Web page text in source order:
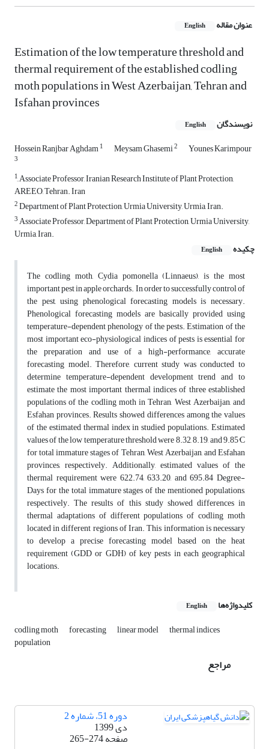
عنوان مقاله English
Estimation of the low temperature threshold and
thermal requirement of the established codling
moth populations in West Azerbaijan, Tehran and
Isfahan provinces
نویسندگان English
Hossein Ranjbar Aghdam1 Meysam Ghasemi2 Younes Karimpour
3
1َAssociate Professor, Iranian Research Institute of Plant Protection,
AREEO, Tehran. Iran
2Department of Plant Protection, Urmia University, Urmia, Iran.
3Associate Professor, Department of Plant Protection, Urmia University,
Urmia, Iran.
چکیده
English
The codling moth, Cydia pomonella (Linnaeus), is the most
important pest in apple orchards. In order to successfully control of
the pest, using phenological forecasting models is necessary.
Phenological forecasting models are basically provided using
temperature-dependent phenology of the pests. Estimation of the
most important eco-physiological indices of pests is essential for
the preparation and use of a high-performance, accurate
forecasting model. Therefore, current study was conducted to
determine temperature-dependent development trend and to
estimate the most important thermal indices of three established
populations of the codling moth in Tehran, West Azerbaijan, and
Esfahan provinces. Results showed differences among the values
of the estimated thermal index in studied populations. Estimated
values of the low temperature threshold were 8.32, 8.19, and 9.85°C
for total immature stages of Tehran, West Azerbaijan, and Esfahan
provinces, respectively. Additionally, estimated values of the
thermal requirement were 622.74, 633.20, and 695.84 Degree-
Days for the total immature stages of the mentioned populations,
respectively. The results of this study showed differences in
thermal adaptations of different populations of codling moth
located in different regions of Iran. This information is necessary
to develop a precise forecasting model based on the heat
requirement (GDD or GDH) of key pests in each geographical
locations.
کلیدواژه‌ها English
codling moth forecasting linear model thermal indices
population
مراجع
دوره 51، شماره 2
دی 1399
صفحه265-274